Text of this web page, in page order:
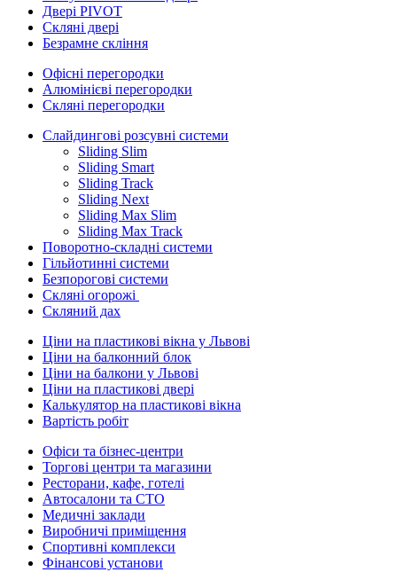
Двері PIVOT
Скляні двері
Безрамне скління
Офісні перегородки
Алюмінієві перегородки
Скляні перегородки
Слайдингові розсувні системи
Sliding Slim
Sliding Smart
Sliding Track
Sliding Next
Sliding Max Slim
Sliding Max Track
Поворотно-складні системи
Гільйотинні системи
Безпорогові системи
Скляні огорожі
Скляний дах
Ціни на пластикові вікна у Львові
Ціни на балконний блок
Ціни на балкони у Львові
Ціни на пластикові двері
Калькулятор на пластикові вікна
Вартість робіт
Офіси та бізнес-центри
Торгові центри та магазини
Ресторани, кафе, готелі
Автосалони та СТО
Медичні заклади
Виробничі приміщення
Спортивні комплекси
Фінансові установи